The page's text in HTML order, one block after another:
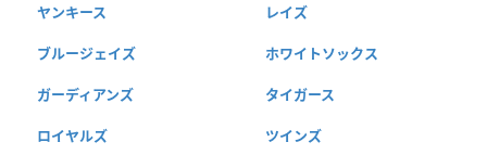
ヤンキース レイズ
ブルージェイズ ホワイトソックス
ガーディアンズ タイガース
ロイヤルズ ツインズ